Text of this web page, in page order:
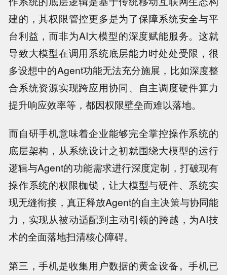
建的，其权限管控更多是为了保障系统安全与平
台利益，而非为AI大模型的深度赋能服务。这就
导致大模型在调用系统底层能力时处处受限，很
多设想中的Agent功能无法充分施展，比如深度整
合系统资源实现跨应用协同、自主调度硬件算力
提升响应效率等，都因权限壁垒而难以落地。
而自研手机意味着企业能够完全掌控操作系统的
底层架构，从系统设计之初就围绕大模型的运行
逻辑与Agent的功能需求进行深度定制，打破现有
操作系统的权限枷锁，让大模型与硬件、系统实
现无缝衔接，真正释放Agent的自主决策与协同能
力，实现从被动适配到主动引领的跨越，为AI技
术的全面落地扫清核心障碍。
第三，手机是收集用户数据的黄金设备。手机已